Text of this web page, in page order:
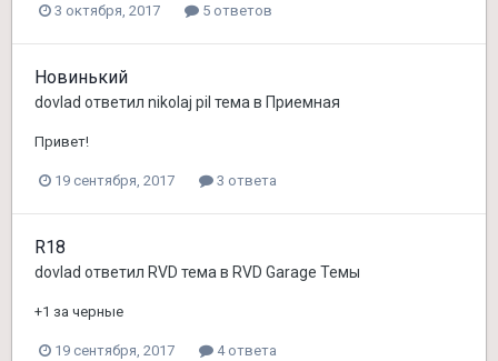
3 октября, 2017 5 ответов
Новинький
dovlad ответил nikolaj pil тема в Приемная
Привет!
19 сентября, 2017 3 ответа
R18
dovlad ответил RVD тема в RVD Garage Темы
+1 за черные
19 сентября, 2017 4 ответа